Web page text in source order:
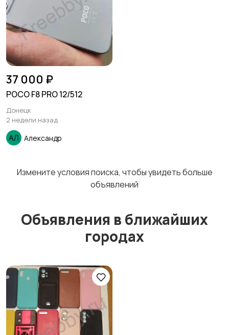
аккумуляторы
37 000 ₽
POCO F8 PRO 12/512
Донецк
2 недели назад
Александр
Измените условия поиска, чтобы увидеть больше
объявлений
Объявления в ближайших
городах